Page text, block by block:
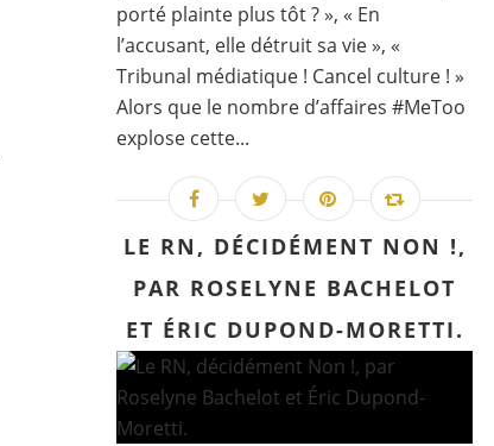
porté plainte plus tôt ? », « En
l’accusant, elle détruit sa vie », «
Tribunal médiatique ! Cancel culture ! »
Alors que le nombre d’affaires #MeToo
explose cette...
LE RN, DÉCIDÉMENT NON !,
PAR ROSELYNE BACHELOT
ET ÉRIC DUPOND-MORETTI.